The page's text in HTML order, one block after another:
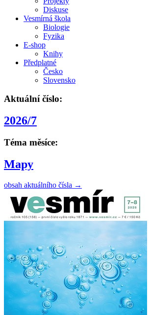
Diskuse
Vesmírná škola
Biologie
Fyzika
E-shop
Knihy
Předplatné
Česko
Slovensko
Aktuální číslo:
2026/7
Téma měsíce:
Mapy
obsah aktuálního čísla →